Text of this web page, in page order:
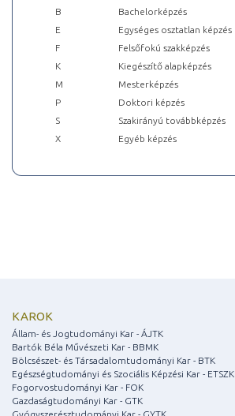
B
Bachelorképzés
E
Egységes osztatlan képzés
F
Felsőfokú szakképzés
K
Kiegészítő alapképzés
M
Mesterképzés
P
Doktori képzés
S
Szakirányú továbbképzés
X
Egyéb képzés
KAROK
Állam- és Jogtudományi Kar - ÁJTK
Bartók Béla Művészeti Kar - BBMK
Bölcsészet- és Társadalomtudományi Kar - BTK
Egészségtudományi és Szociális Képzési Kar - ETSZK
Fogorvostudományi Kar - FOK
Gazdaságtudományi Kar - GTK